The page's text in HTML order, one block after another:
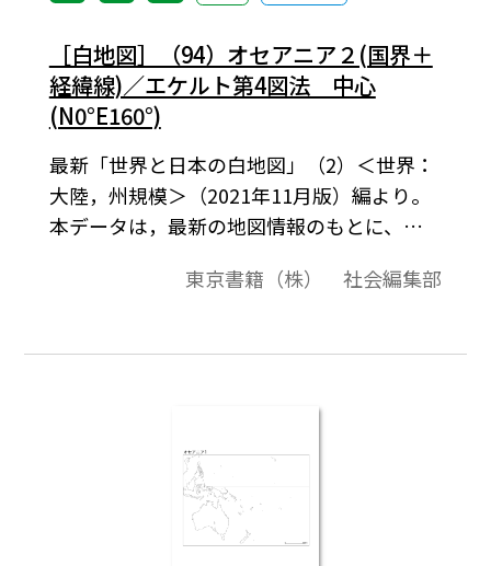
［白地図］（94）オセアニア２(国界＋
経緯線)／エケルト第4図法 中心
(N0°E160°)
最新「世界と日本の白地図」（2）＜世界：
大陸，州規模＞（2021年11月版）編より。
本データは，最新の地図情報のもとに、高
ト作成やワークシート作成などで，自由に
東京書籍（株） 社会編集部